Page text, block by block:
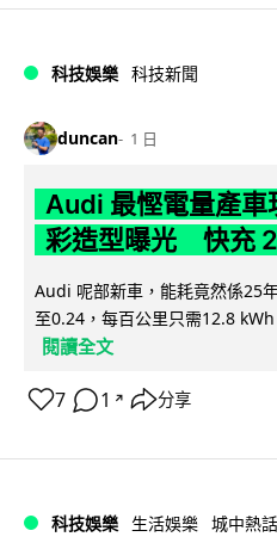
科技娛樂 科技新聞
duncan 1 日
Audi 最慳電量產
彩造型曝光 快充
Audi 呢部新車，能耗竟然係25
至0.24，每百公里只需12.8
閱讀全文
7 1 ↗ 分享
科技娛樂 生活娛樂 城中熱話